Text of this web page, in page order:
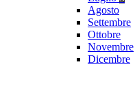
Agosto
Settembre
Ottobre
Novembre
Dicembre